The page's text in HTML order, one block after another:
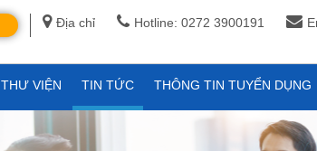
Địa chỉ Hotline: 0272 3900191
THƯ VIỆN TIN TỨC THÔNG TIN TUYỂN DỤNG